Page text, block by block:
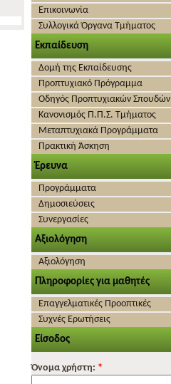
Επικοινωνία
Συλλογικά Όργανα Τμήματος
Εκπαίδευση
Δομή της Εκπαίδευσης
Προπτυχιακό Πρόγραμμα
Οδηγός Προπτυχιακών Σπουδών
Κανονισμός Π.Π.Σ. Τμήματος
Μεταπτυχιακά Προγράμματα
Πρακτική Άσκηση
Έρευνα
Προγράμματα
Δημοσιεύσεις
Συνεργασίες
Αξιολόγηση
Αξιολόγηση
Πληροφορίες για μαθητές
Επαγγελματικές Προοπτικές
Συχνές Ερωτήσεις
Είσοδος
Όνομα χρήστη: *